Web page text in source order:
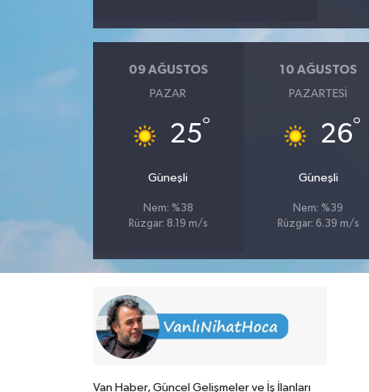
09 AĞUSTOS
PAZAR
25°
Güneşli
Nem: %38
Rüzgar: 8.19 m/s
10 AĞUSTOS
PAZARTESI
26°
Güneşli
Nem: %39
Rüzgar: 6.39 m/s
Van Haber, Güncel Gelişmeler ve İş İlanları